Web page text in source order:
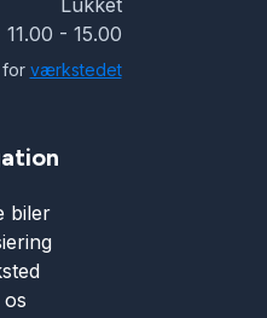
11.00 - 15.00
for værkstedet
biler
os